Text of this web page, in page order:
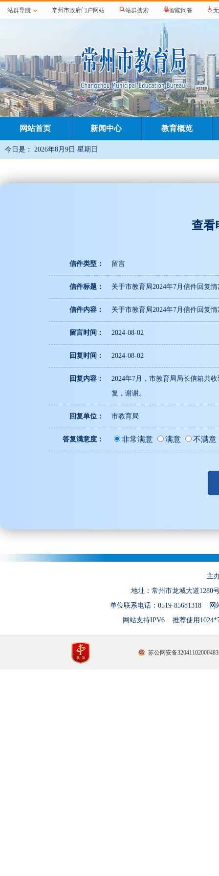
站群导航 常州市政府门户网站 站群搜索 智能问答
网站首页 新闻中心 教育概览
今日是： 2026年8月9日 星期日
查看
信件类型： 留言
信件标题： 关于市教育局2024年7月信件回复
信件内容： 关于市教育局2024年7月信件回复
留言时间： 2024-08-02
回复时间： 2024-08-02
回复内容：
2024年7月，市教育局局长信箱共
复，谢谢。
回复单位： 市教育局
答复满意度： 非常满意 满意 不满意
主
地址：常州市龙城大道
单位联系电话：0519-85681318 网
网站支持IPV6 推荐使用
苏公网安备